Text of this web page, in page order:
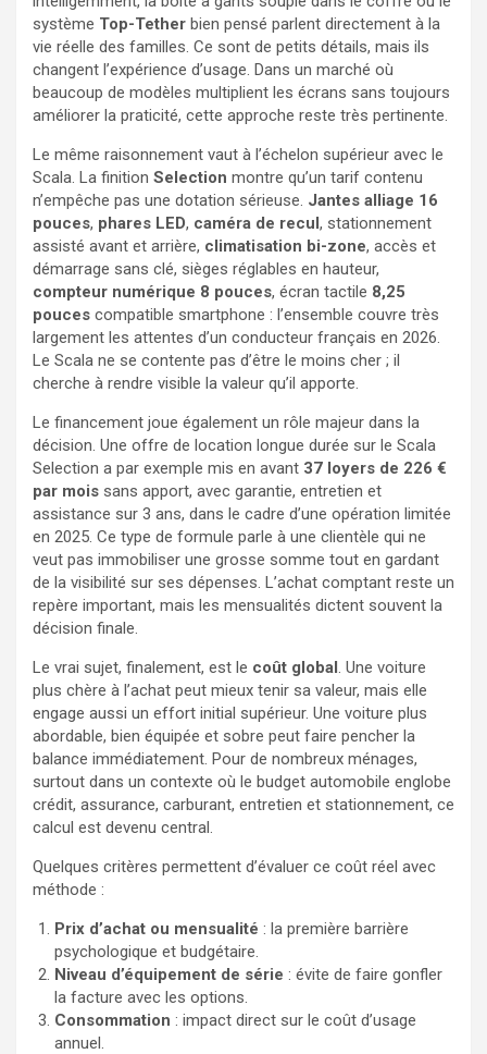
système Top-Tether bien pensé parlent directement à la
vie réelle des familles. Ce sont de petits détails, mais ils
changent l’expérience d’usage. Dans un marché où
beaucoup de modèles multiplient les écrans sans toujours
améliorer la praticité, cette approche reste très pertinente.
Le même raisonnement vaut à l’échelon supérieur avec le
Scala. La finition Selection montre qu’un tarif contenu
n’empêche pas une dotation sérieuse. Jantes alliage 16
pouces, phares LED, caméra de recul, stationnement
assisté avant et arrière, climatisation bi-zone, accès et
démarrage sans clé, sièges réglables en hauteur,
compteur numérique 8 pouces, écran tactile 8,25
pouces compatible smartphone : l’ensemble couvre très
largement les attentes d’un conducteur français en 2026.
Le Scala ne se contente pas d’être le moins cher ; il
cherche à rendre visible la valeur qu’il apporte.
Le financement joue également un rôle majeur dans la
décision. Une offre de location longue durée sur le Scala
Selection a par exemple mis en avant 37 loyers de 226 €
par mois sans apport, avec garantie, entretien et
assistance sur 3 ans, dans le cadre d’une opération limitée
en 2025. Ce type de formule parle à une clientèle qui ne
veut pas immobiliser une grosse somme tout en gardant
de la visibilité sur ses dépenses. L’achat comptant reste un
repère important, mais les mensualités dictent souvent la
décision finale.
Le vrai sujet, finalement, est le coût global. Une voiture
plus chère à l’achat peut mieux tenir sa valeur, mais elle
engage aussi un effort initial supérieur. Une voiture plus
abordable, bien équipée et sobre peut faire pencher la
balance immédiatement. Pour de nombreux ménages,
surtout dans un contexte où le budget automobile englobe
crédit, assurance, carburant, entretien et stationnement, ce
calcul est devenu central.
Quelques critères permettent d’évaluer ce coût réel avec
méthode :
Prix d’achat ou mensualité : la première barrière
psychologique et budgétaire.
Niveau d’équipement de série : évite de faire gonfler
la facture avec les options.
Consommation : impact direct sur le coût d’usage
annuel.